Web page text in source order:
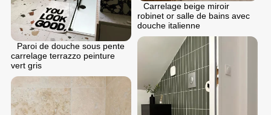
Carrelage beige miroir
robinet or salle de bains avec
douche italienne
Paroi de douche sous pente
carrelage terrazzo peinture
vert gris